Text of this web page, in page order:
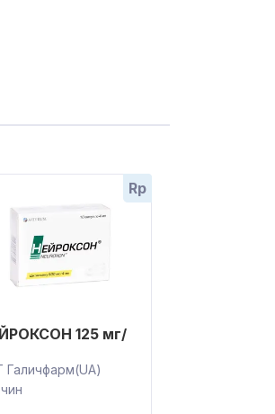
Rp
125 мг/
Галичфарм(UA)